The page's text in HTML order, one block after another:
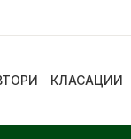
КЛАСАЦИИ